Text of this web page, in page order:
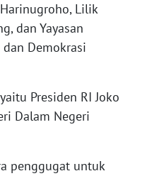
Lilik
dan Yayasan
Demokrasi
Presiden RI Joko
Dalam Negeri
penggugat untuk